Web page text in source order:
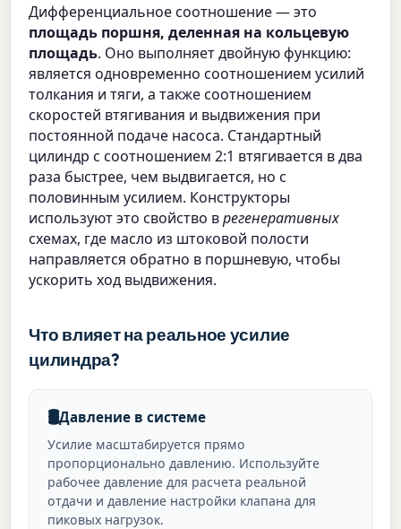
Дифференциальное соотношение — это
площадь поршня, деленная на кольцевую
площадь. Оно выполняет двойную функцию:
является одновременно соотношением усилий
толкания и тяги, а также соотношением
скоростей втягивания и выдвижения при
постоянной подаче насоса. Стандартный
цилиндр с соотношением 2:1 втягивается в два
раза быстрее, чем выдвигается, но с
половинным усилием. Конструкторы
используют это свойство врегенеративных
схемах, где масло из штоковой полости
направляется обратно в поршневую, чтобы
ускорить ход выдвижения.
Что влияет на реальное усилие
цилиндра?
🛢️Давление в системе
Усилие масштабируется прямо
пропорционально давлению. Используйте
рабочее давление для расчета реальной
отдачи и давление настройки клапана для
пиковых нагрузок.